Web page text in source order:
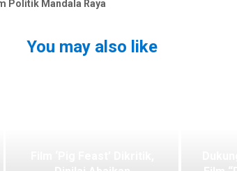
Politik Mandala Raya
You may also like